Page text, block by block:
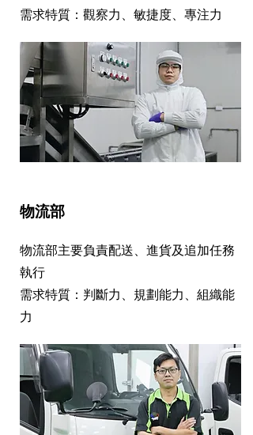
需求特質：觀察力、敏捷度、專注力
物流部
物流部主要負責配送、進貨及追加任務
執行
需求特質：判斷力、規劃能力、組織能
力